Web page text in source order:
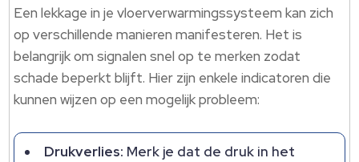
Een lekkage in je vloerverwarmingssysteem kan zich
op verschillende manieren manifesteren. Het is
belangrijk om signalen snel op te merken zodat
schade beperkt blijft. Hier zijn enkele indicatoren die
kunnen wijzen op een mogelijk probleem:
Drukverlies: Merk je dat de druk in het